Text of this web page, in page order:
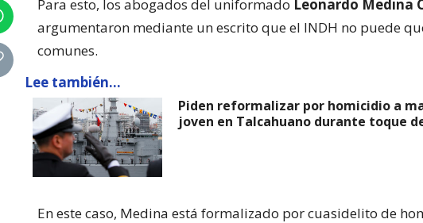
Para esto, los abogados del uniformado Leonardo Medina
argumentaron mediante un escrito que el INDH no puede
comunes.
Lee también...
Piden reformalizar por homicidio a
joven en Talcahuano durante toque
En este caso, Medina está formalizado por cuasidelito de